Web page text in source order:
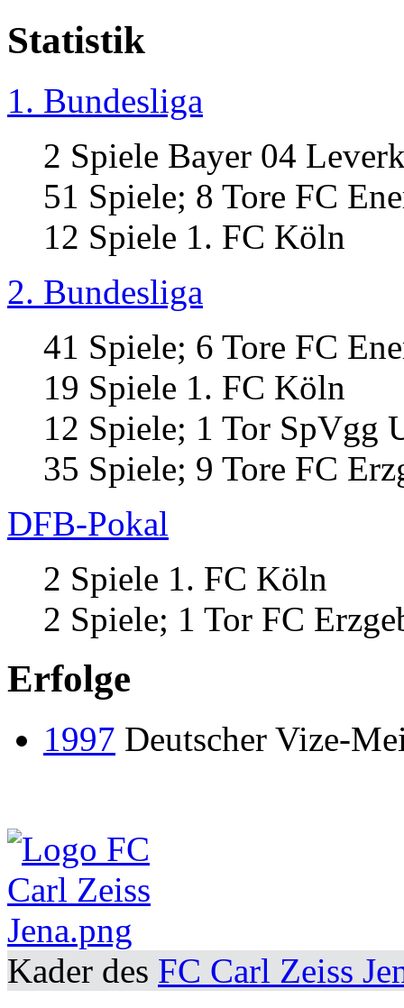
Statistik
1. Bundesliga
2 Spiele Bayer 04
51 Spiele; 8 Tore FC
12 Spiele 1. FC Köln
2. Bundesliga
41 Spiele; 6 Tore FC
19 Spiele 1. FC Köln
12 Spiele; 1 Tor SpVgg
35 Spiele; 9 Tore FC
DFB-Pokal
2 Spiele 1. FC Köln
2 Spiele; 1 Tor FC
Erfolge
1997 Deutscher Vize-
Kader des FC Carl Zeiss